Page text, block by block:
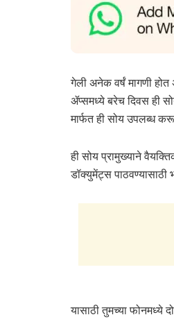
गेली अनेक वर्षं मागणी
ॲप्समध्ये बरेच दिवस ही
मार्फत ही सोय उपलब्ध
ही सोय प्रामुख्याने
डॉक्युमेंट्स पाठवण्यासाठी
यासाठी तुमच्या फोनमध्ये